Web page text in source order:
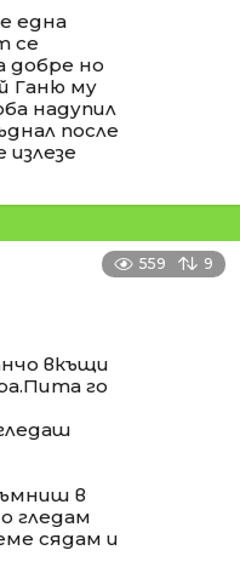
една
се
добре но
Ганю му
надупил
после
излезе
559 9
вкъщи
го
в
гледам
сядам и